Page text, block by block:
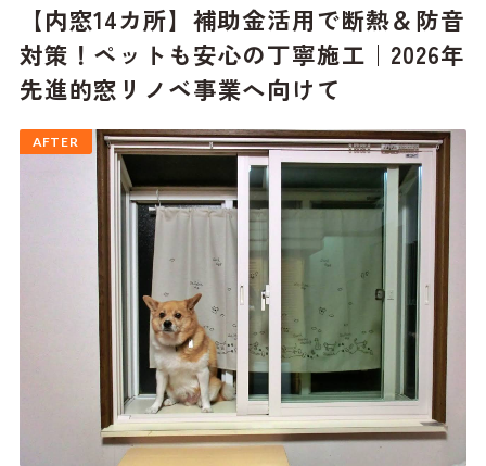
【内窓14カ所】補助金活用で断熱＆防音
対策！ペットも安心の丁寧施工｜2026年
先進的窓リノベ事業へ向けて
AFTER